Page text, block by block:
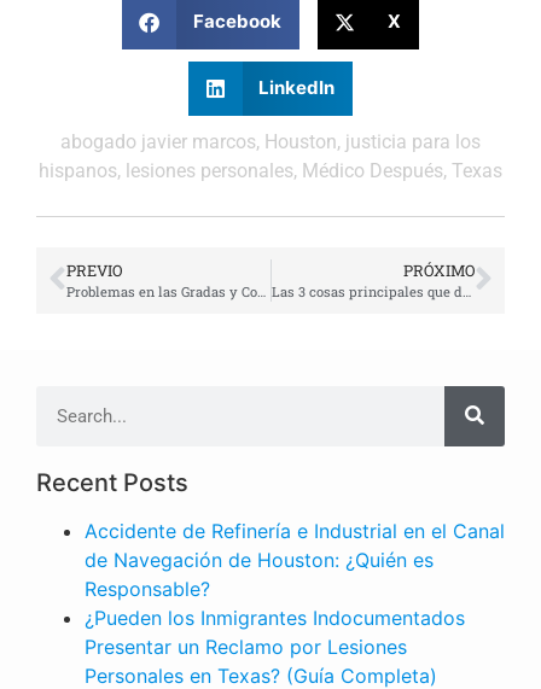
Facebook X
LinkedIn
abogado javier marcos, Houston, justicia para los
hispanos, lesiones personales, Médico Después, Texas
PREVIO PRÓXIMO
Recent Posts
Accidente de Refinería e Industrial en el Canal
de Navegación de Houston: ¿Quién es
Responsable?
¿Pueden los Inmigrantes Indocumentados
Presentar un Reclamo por Lesiones
Personales en Texas? (Guía Completa)